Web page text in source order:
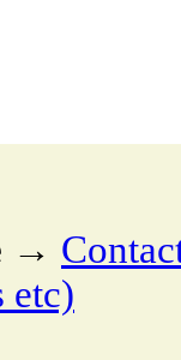
→
etc)